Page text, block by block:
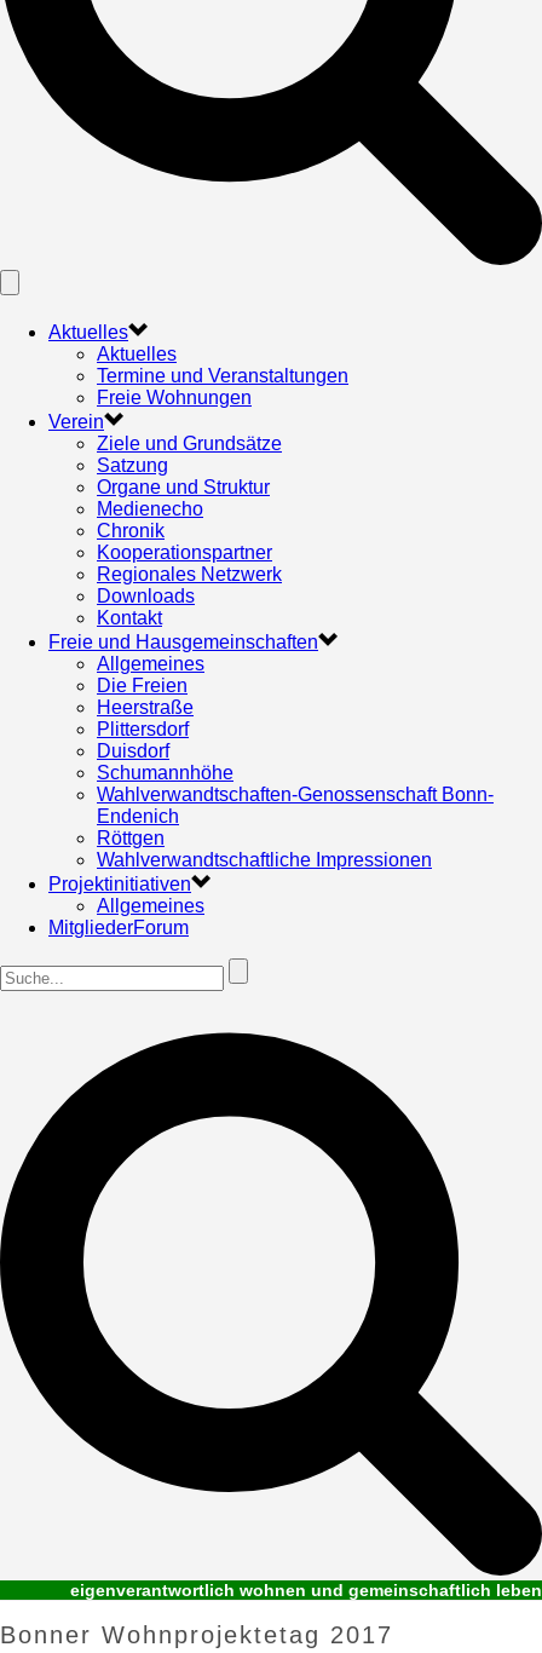
Aktuelles
Aktuelles
Termine und Veranstaltungen
Freie Wohnungen
Verein
Ziele und Grundsätze
Satzung
Organe und Struktur
Medienecho
Chronik
Kooperationspartner
Regionales Netzwerk
Downloads
Kontakt
Freie und Hausgemeinschaften
Allgemeines
Die Freien
Heerstraße
Plittersdorf
Duisdorf
Schumannhöhe
Wahlverwandtschaften-Genossenschaft Bonn-
Endenich
Röttgen
Wahlverwandtschaftliche Impressionen
Projektinitiativen
Allgemeines
MitgliederForum
eigenverantwortlich wohnen und gemeinschaftlich leben
Bonner Wohnprojektetag 2017